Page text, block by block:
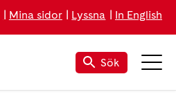
Mina sidor Lyssna In English
Sök